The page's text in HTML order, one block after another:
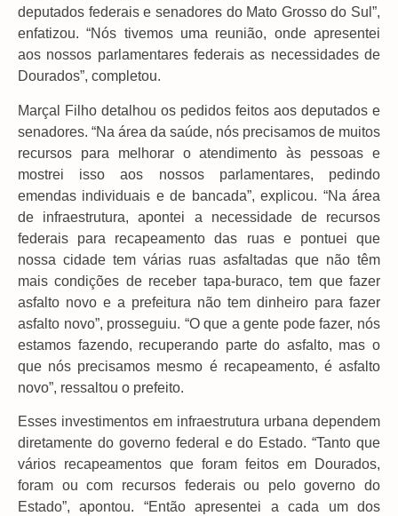
deputados federais e senadores do Mato Grosso do Sul”,
enfatizou. “Nós tivemos uma reunião, onde apresentei
aos nossos parlamentares federais as necessidades de
Dourados”, completou.
Marçal Filho detalhou os pedidos feitos aos deputados e
senadores. “Na área da saúde, nós precisamos de muitos
recursos para melhorar o atendimento às pessoas e
mostrei isso aos nossos parlamentares, pedindo
emendas individuais e de bancada”, explicou. “Na área
de infraestrutura, apontei a necessidade de recursos
federais para recapeamento das ruas e pontuei que
nossa cidade tem várias ruas asfaltadas que não têm
mais condições de receber tapa-buraco, tem que fazer
asfalto novo e a prefeitura não tem dinheiro para fazer
asfalto novo”, prosseguiu. “O que a gente pode fazer, nós
estamos fazendo, recuperando parte do asfalto, mas o
que nós precisamos mesmo é recapeamento, é asfalto
novo”, ressaltou o prefeito.
Esses investimentos em infraestrutura urbana dependem
diretamente do governo federal e do Estado. “Tanto que
vários recapeamentos que foram feitos em Dourados,
foram ou com recursos federais ou pelo governo do
Estado”, apontou. “Então apresentei a cada um dos